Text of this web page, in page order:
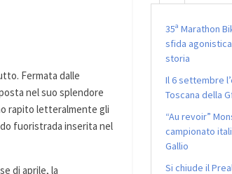
Fermata dalle
nel suo splendore
rapito letteralmente gli
fuoristrada inserita nel
di aprile, la
35ª Marathon
sfida
storia
Il 6 settembre
Toscana della
“Au revoir”
campionato
Gallio
Si chiude il